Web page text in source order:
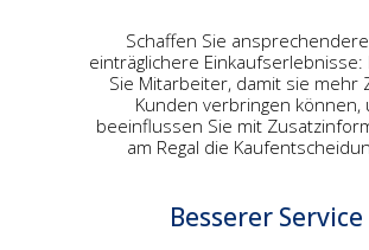
Schaffen Sie
einträglichere Einkaufserlebnisse:
Sie Mitarbeiter, damit sie mehr
Kunden verbringen können,
beeinflussen Sie mit
am Regal die
Besserer Service